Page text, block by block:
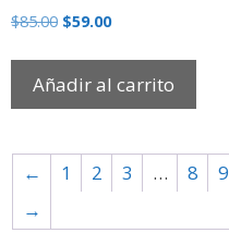
$85.00 $59.00
Añadir al carrito
← 1 2 3 … 8 9
→